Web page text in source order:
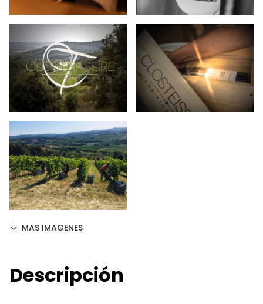
MAS IMAGENES
Descripción